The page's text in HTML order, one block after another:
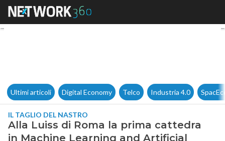
Alla Luiss di Roma la prima
Ultimi articoli Digital Economy Telco Industria 4.0
IL TAGLIO DEL NASTRO
Alla Luiss di Roma la prima cattedra
in Machine Learning and Artificial